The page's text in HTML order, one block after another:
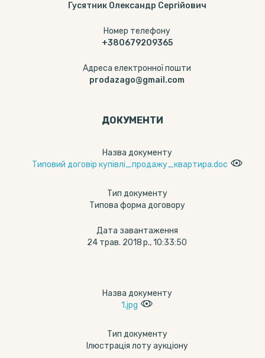
Гусятник Олександр Сергійович
Номер телефону
+380679209365
Адреса електронної пошти
prodazago@gmail.com
ДОКУМЕНТИ
Назва документу
Типовий договір купівлі_продажу_квартира.doc
Тип документу
Типова форма договору
Дата завантаження
24 трав. 2018 р., 10:33:50
Назва документу
1.jpg
Тип документу
Ілюстрація лоту аукціону